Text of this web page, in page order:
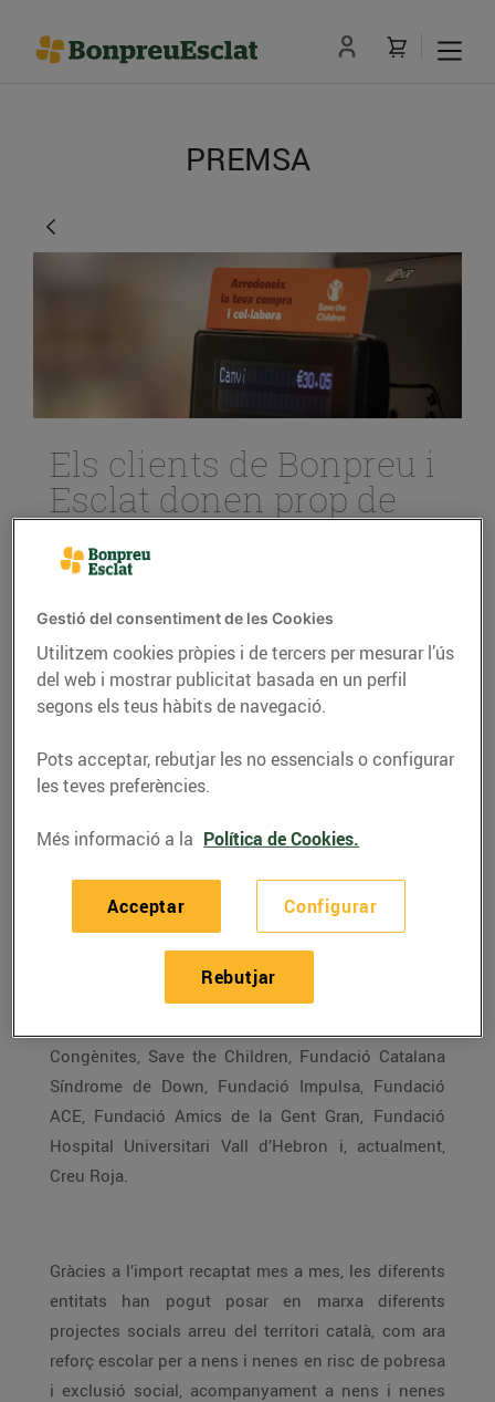
PREMSA
Els clients de Bonpreu i
Esclat donen prop de
700.000€ a través de
l’arrodoniment solidari
de Worldcoo
23/de desembre/2019
Des d’inicis d’aquest any, els supermercats Bonpreu
targeta bancària la possibilitat d’arrodonir l’import
final de la seva compra i fer una microdonació a
una causa social de forma fàcil, transparent i
Des d’aleshores, s’han realitzatmés de 3 milions i
mig de donacions que han fet possible recaptar prop
de 700.000€ per a 10 entitats socials diferents:
Casal dels Infants, Fundació Lliga Catalana d’Ajuda
Congènites, Save the Children, Fundació Catalana
Síndrome de Down, Fundació Impulsa, Fundació
ACE, Fundació Amics de la Gent Gran, Fundació
Hospital Universitari Vall d’Hebron i, actualment,
Creu Roja.
Gràcies a l’import recaptat mes a mes, les diferents
entitats han pogut posar en marxa diferents
projectes socials arreu del territori català, com ara
reforç escolar per a nens i nenes en risc de pobresa
i exclusió social, acompanyament a nens i nenes
Gestió del consentiment de les Cookies
Utilitzem cookies pròpies i de tercers per mesurar l’ús
del web i mostrar publicitat basada en un perfil
segons els teus hàbits de navegació.
Pots acceptar, rebutjar les no essencials o configurar
les teves preferències.
Més informació a la Política de Cookies.
Configurar
Rebutjar
Acceptar